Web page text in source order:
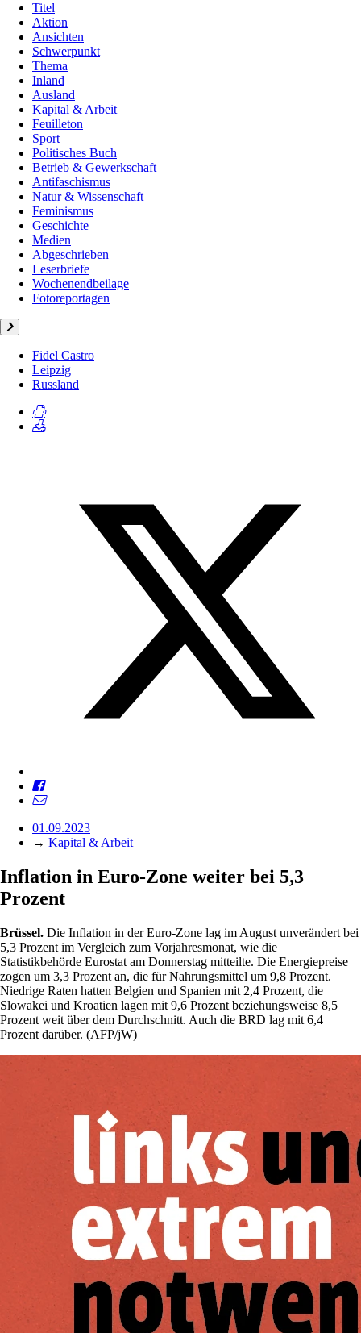
Titel
Aktion
Ansichten
Schwerpunkt
Thema
Inland
Ausland
Kapital & Arbeit
Feuilleton
Sport
Politisches Buch
Betrieb & Gewerkschaft
Antifaschismus
Natur & Wissenschaft
Feminismus
Geschichte
Medien
Abgeschrieben
Leserbriefe
Wochenendbeilage
Fotoreportagen
Fidel Castro
Leipzig
Russland
01.09.2023
→ Kapital & Arbeit
Inflation in Euro-Zone weiter bei 5,3
Prozent
Brüssel. Die Inflation in der Euro-Zone lag im August unverändert bei
5,3 Prozent im Vergleich zum Vorjahresmonat, wie die
Statistikbehörde Eurostat am Donnerstag mitteilte. Die Energiepreise
zogen um 3,3 Prozent an, die für Nahrungsmittel um 9,8 Prozent.
Niedrige Raten hatten Belgien und Spanien mit 2,4 Prozent, die
Slowakei und Kroatien lagen mit 9,6 Prozent beziehungsweise 8,5
Prozent weit über dem Durchschnitt. Auch die BRD lag mit 6,4
Prozent darüber. (AFP/jW)